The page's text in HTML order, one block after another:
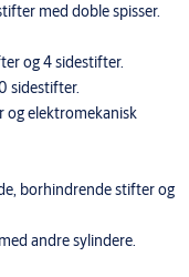
med doble spisser.
og 4 sidestifter.
sidestifter.
og elektromekanisk
borhindrende stifter og
andre sylindere.